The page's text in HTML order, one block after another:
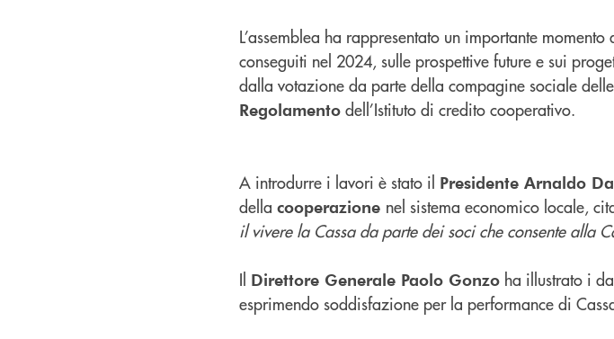
L’assemblea ha rappresentato un importante momento
conseguiti nel 2024, sulle prospettive future e sui
dalla votazione da parte della compagine sociale delle
Regolamento dell’Istituto di credito cooperativo.
A introdurre i lavori è stato il Presidente Arnaldo
della cooperazione nel sistema economico locale,
il vivere la Cassa da parte dei soci che consente alla
Il Direttore Generale Paolo Gonzo ha illustrato i
esprimendo soddisfazione per la performance di